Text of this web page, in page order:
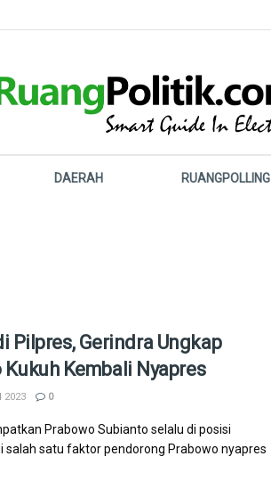
DAERAH RUANGPOLLING
Pilpres, Gerindra Ungkap
Kembali Nyapres
2023 0
Prabowo Subianto selalu di posisi
salah satu faktor pendorong Prabowo nyapres